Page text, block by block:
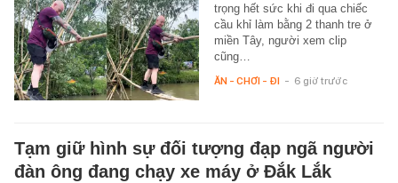
trọng hết sức khi đi qua chiếc
cầu khỉ làm bằng 2 thanh tre ở
miền Tây, người xem clip
cũng…
ĂN - CHƠI - ĐI - 6 giờ trước
Tạm giữ hình sự đối tượng đạp ngã người
đàn ông đang chạy xe máy ở Đắk Lắk